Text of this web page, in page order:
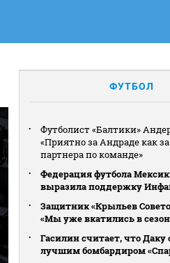
ФУТБОЛ
Футболист «Балтики»
«Приятно за Андраде как
партнера по команде»
Федерация футбола
выразила поддержку
Защитник «Крыльев
«Мы уже вкатились в
Гасилин считает, что Даку
лучшим бомбардиром